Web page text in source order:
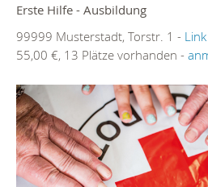
Erste Hilfe - Ausbildung
99999 Musterstadt, Torstr. 1 -
55,00 €, 13 Plätze vorhanden -